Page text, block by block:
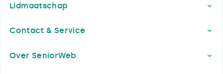
Lidmaatschap
Contact & Service
Over SeniorWeb